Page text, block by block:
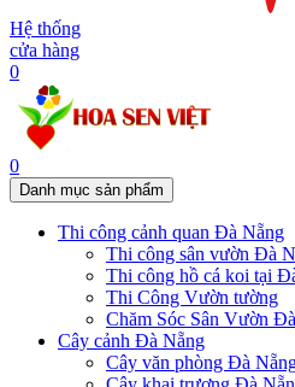
Hệ thống
cửa hàng
0
0
Danh mục sản phẩm
Thi công cảnh quan Đà Nẵng
Thi công sân vườn Đà
Thi công hồ cá koi tại
Thi Công Vườn tường
Chăm Sóc Sân Vườn
Cây cảnh Đà Nẵng
Cây văn phòng Đà